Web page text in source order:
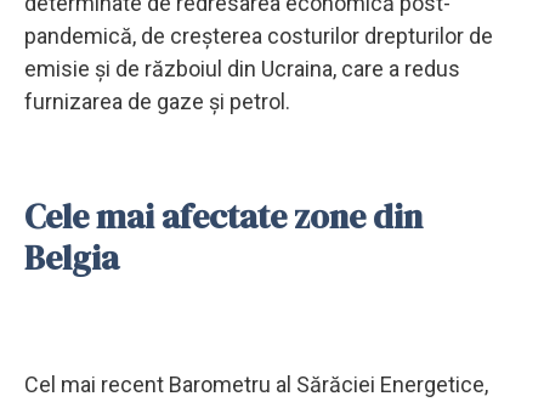
pandemică, de creșterea costurilor drepturilor de
emisie și de războiul din Ucraina, care a redus
furnizarea de gaze și petrol.
Cele mai afectate zone din
Belgia
Cel mai recent Barometru al Sărăciei Energetice,